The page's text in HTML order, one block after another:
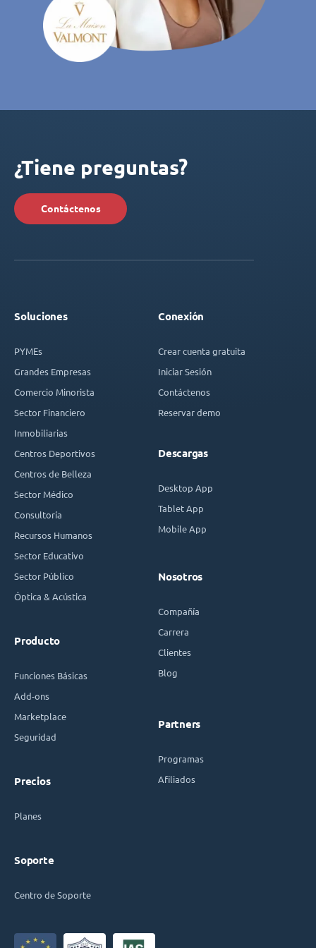
¿Tiene preguntas?
Contáctenos
Soluciones
PYMEs
Grandes Empresas
Comercio Minorista
Sector Financiero
Inmobiliarias
Centros Deportivos
Centros de Belleza
Sector Médico
Consultoría
Recursos Humanos
Sector Educativo
Sector Público
Óptica & Acústica
Producto
Funciones Básicas
Add-ons
Marketplace
Seguridad
Precios
Planes
Soporte
Centro de Soporte
Conexión
Crear cuenta gratuita
Iniciar Sesión
Contáctenos
Reservar demo
Descargas
Desktop App
Tablet App
Mobile App
Nosotros
Compañía
Carrera
Clientes
Blog
Partners
Programas
Afiliados